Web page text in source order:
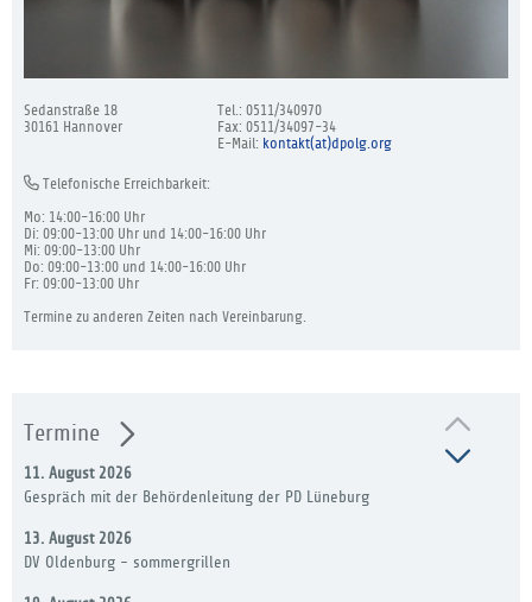
Sedanstraße 18
30161 Hannover
Tel.: 0511/340970
Fax: 0511/34097-34
E-Mail: kontakt(at)dpolg.org
Telefonische Erreichbarkeit:
Mo: 14:00-16:00 Uhr
Di: 09:00-13:00 Uhr und 14:00-16:00 Uhr
Mi: 09:00-13:00 Uhr
Do: 09:00-13:00 und 14:00-16:00 Uhr
Fr: 09:00-13:00 Uhr
Termine zu anderen Zeiten nach Vereinbarung.
Termine
11. August 2026
Gespräch mit der Behördenleitung der PD Lüneburg
13. August 2026
DV Oldenburg - sommergrillen